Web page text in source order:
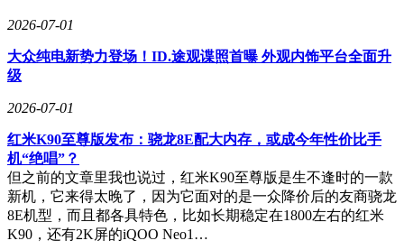
2026-07-01
大众纯电新势力登场！ID.途观谍照首曝 外观内饰平台全面升
级
2026-07-01
红米K90至尊版发布：骁龙8E配大内存，或成今年性价比手
机“绝唱”？
但之前的文章里我也说过，红米K90至尊版是生不逢时的一款
新机，它来得太晚了，因为它面对的是一众降价后的友商骁龙
8E机型，而且都各具特色，比如长期稳定在1800左右的红米
K90，还有2K屏的iQOO Neo1…